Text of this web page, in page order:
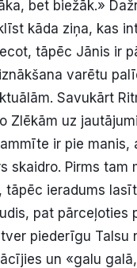
bet biežāk.»
kāda ziņa, kas
tāpēc Jānis ir
varētu
Savukārt
Zlēkām uz
ir pie manis,
skaidro. Pirms tam
tāpēc ieradums
pat pārceļoties
piederīgu Talsu
un «galu